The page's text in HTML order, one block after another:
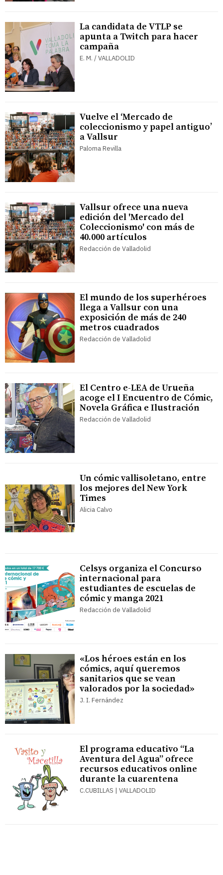
La candidata de VTLP se
apunta a Twitch para hacer
campaña
E. M. / VALLADOLID
Vuelve el ‘Mercado de
coleccionismo y papel antiguo’
a Vallsur
Paloma Revilla
Vallsur ofrece una nueva
edición del 'Mercado del
Coleccionismo' con más de
40.000 artículos
Redacción de Valladolid
El mundo de los superhéroes
llega a Vallsur con una
exposición de más de 240
metros cuadrados
Redacción de Valladolid
El Centro e-LEA de Urueña
acoge el I Encuentro de Cómic,
Novela Gráfica e Ilustración
Redacción de Valladolid
Un cómic vallisoletano, entre
los mejores del New York
Times
Alicia Calvo
Celsys organiza el Concurso
internacional para
estudiantes de escuelas de
cómic y manga 2021
Redacción de Valladolid
«Los héroes están en los
cómics, aquí queremos
sanitarios que se vean
valorados por la sociedad»
J. I. Fernández
El programa educativo “La
Aventura del Agua” ofrece
recursos educativos online
durante la cuarentena
C.CUBILLAS | VALLADOLID